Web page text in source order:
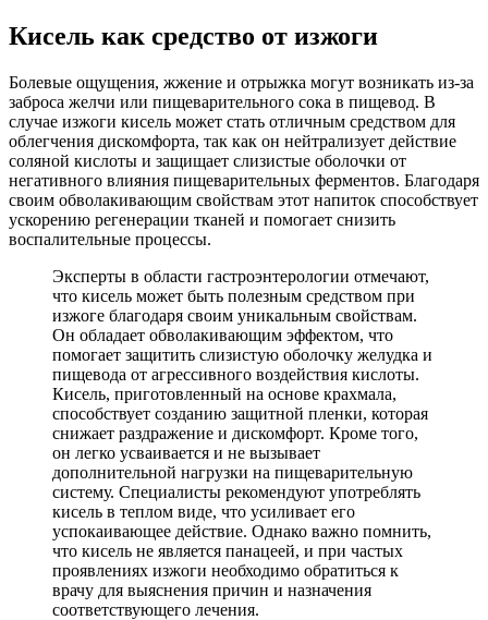
Кисель как средство от изжоги
Болевые ощущения, жжение и отрыжка могут возникать из-за
заброса желчи или пищеварительного сока в пищевод. В
случае изжоги кисель может стать отличным средством для
облегчения дискомфорта, так как он нейтрализует действие
соляной кислоты и защищает слизистые оболочки от
негативного влияния пищеварительных ферментов. Благодаря
своим обволакивающим свойствам этот напиток способствует
ускорению регенерации тканей и помогает снизить
воспалительные процессы.
Эксперты в области гастроэнтерологии отмечают,
что кисель может быть полезным средством при
изжоге благодаря своим уникальным свойствам.
Он обладает обволакивающим эффектом, что
помогает защитить слизистую оболочку желудка и
пищевода от агрессивного воздействия кислоты.
Кисель, приготовленный на основе крахмала,
способствует созданию защитной пленки, которая
снижает раздражение и дискомфорт. Кроме того,
он легко усваивается и не вызывает
дополнительной нагрузки на пищеварительную
систему. Специалисты рекомендуют употреблять
кисель в теплом виде, что усиливает его
успокаивающее действие. Однако важно помнить,
что кисель не является панацеей, и при частых
проявлениях изжоги необходимо обратиться к
врачу для выяснения причин и назначения
соответствующего лечения.